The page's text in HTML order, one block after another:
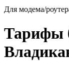
Для модема/
Тарифы